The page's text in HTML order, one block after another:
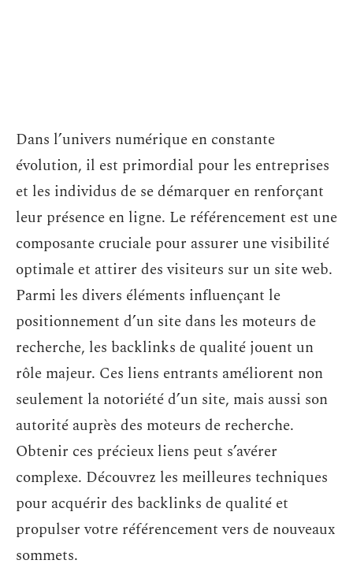
Dans l’univers numérique en constante
évolution, il est primordial pour les entreprises
et les individus de se démarquer en renforçant
leur présence en ligne. Le référencement est une
composante cruciale pour assurer une visibilité
optimale et attirer des visiteurs sur un site web.
Parmi les divers éléments influençant le
positionnement d’un site dans les moteurs de
recherche, les backlinks de qualité jouent un
rôle majeur. Ces liens entrants améliorent non
seulement la notoriété d’un site, mais aussi son
autorité auprès des moteurs de recherche.
Obtenir ces précieux liens peut s’avérer
complexe. Découvrez les meilleures techniques
pour acquérir des backlinks de qualité et
propulser votre référencement vers de nouveaux
sommets.